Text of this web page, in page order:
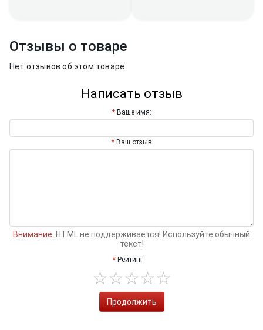
Отзывы о товаре
Нет отзывов об этом товаре.
Написать отзыв
Ваше имя:
Ваш отзыв
Внимание: HTML не поддерживается! Используйте обычный
текст!
Рейтинг
Продолжить